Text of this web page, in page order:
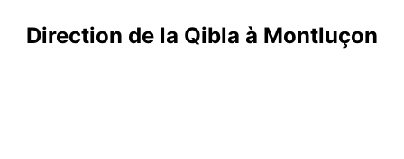
Direction de la Qibla à Montluçon